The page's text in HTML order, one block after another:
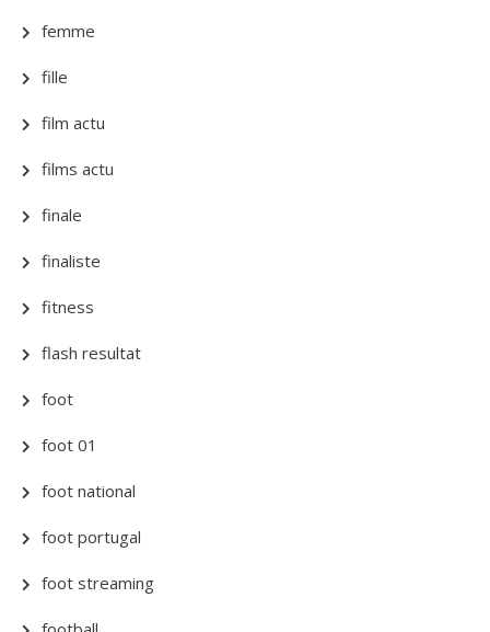
femme
fille
film actu
films actu
finale
finaliste
fitness
flash resultat
foot
foot 01
foot national
foot portugal
foot streaming